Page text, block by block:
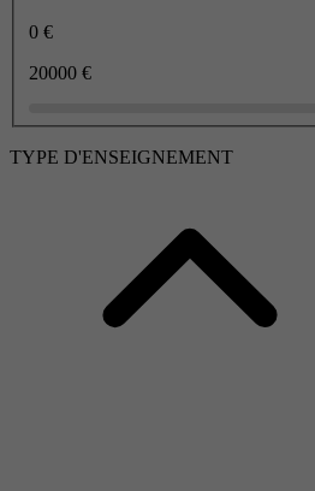
0 €
20000 €
TYPE D'ENSEIGNEMENT